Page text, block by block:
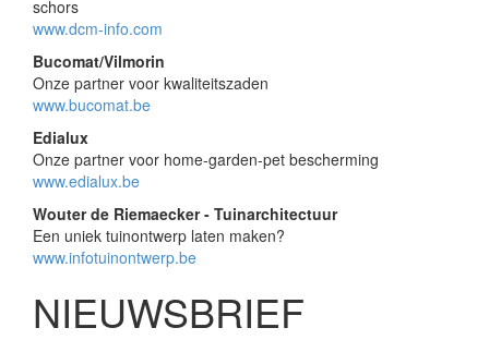
schors
www.dcm-info.com
Bucomat/Vilmorin
Onze partner voor kwaliteitszaden
www.bucomat.be
Edialux
Onze partner voor home-garden-pet bescherming
www.edialux.be
Wouter de Riemaecker - Tuinarchitectuur
Een uniek tuinontwerp laten maken?
www.infotuinontwerp.be
NIEUWSBRIEF